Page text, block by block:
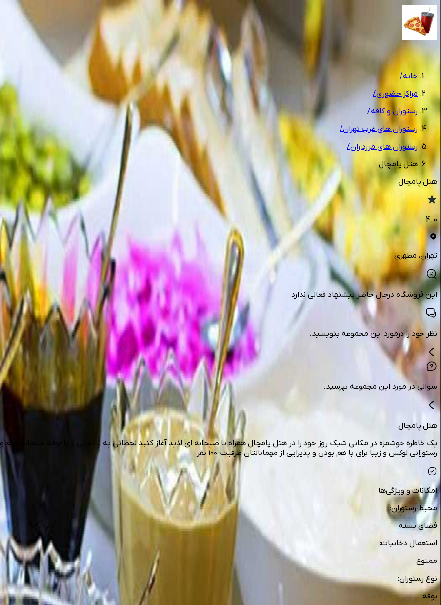
1/5
خانه/
مراکز حضوری/
رستوران و کافه/
رستوران های غرب تهران/
رستوران های مرزداران/
هتل پامچال
هتل پامچال
4.0
تهران، مطهری
این فروشگاه درحال حاضر پیشنهاد فعالی ندارد
نظر خود را درمورد این مجموعه بنویسید.
سوالی در مورد این مجموعه بپرسید.
هتل پامچال
یک خاطره خوشمزه در مکانی شیک روز خود را در هتل پامچال همراه با صبحانه ای لذیذ آغاز کنید لحظاتی به یادمانی را با بوفه صبحانه
رستورانی لوکس و زیبا برای با هم بودن و پذیرایی از مهمانانتان ظرفیت: ۱۰۰ نفر
امکانات و ویژگی‌ها
محیط رستوران:
فضای بسته
استعمال دخانیات:
ممنوع
نوع رستوران:
بوفه